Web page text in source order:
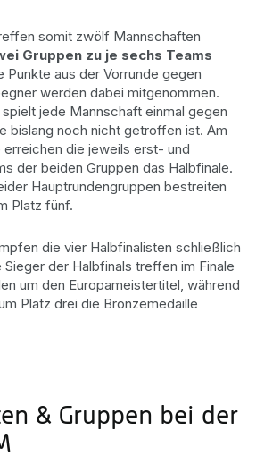
somit zwölf Mannschaften
Gruppen zu je sechs Teams
Punkte aus der Vorrunde gegen
werden dabei mitgenommen.
jede Mannschaft einmal gegen
bislang noch nicht getroffen ist. Am
erreichen die jeweils erst- und
der beiden Gruppen das Halbfinale.
Hauptrundengruppen bestreiten
Platz fünf.
die vier Halbfinalisten schließlich
der Halbfinals treffen im Finale
um den Europameistertitel, während
Platz drei die Bronzemedaille
& Gruppen bei der